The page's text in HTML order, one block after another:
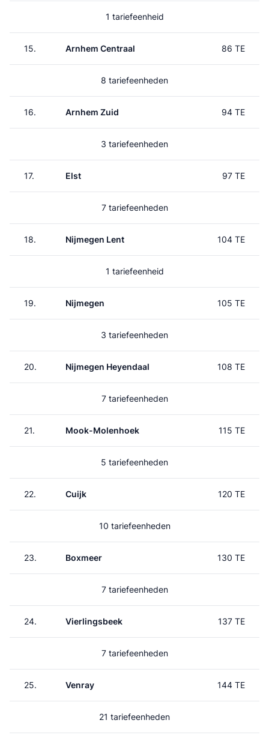
1 tariefeenheid
15. Arnhem Centraal 86 TE
8 tariefeenheden
16. Arnhem Zuid 94 TE
3 tariefeenheden
17. Elst 97 TE
7 tariefeenheden
18. Nijmegen Lent 104 TE
1 tariefeenheid
19. Nijmegen 105 TE
3 tariefeenheden
20. Nijmegen Heyendaal 108 TE
7 tariefeenheden
21. Mook-Molenhoek 115 TE
5 tariefeenheden
22. Cuijk 120 TE
10 tariefeenheden
23. Boxmeer 130 TE
7 tariefeenheden
24. Vierlingsbeek 137 TE
7 tariefeenheden
25. Venray 144 TE
21 tariefeenheden